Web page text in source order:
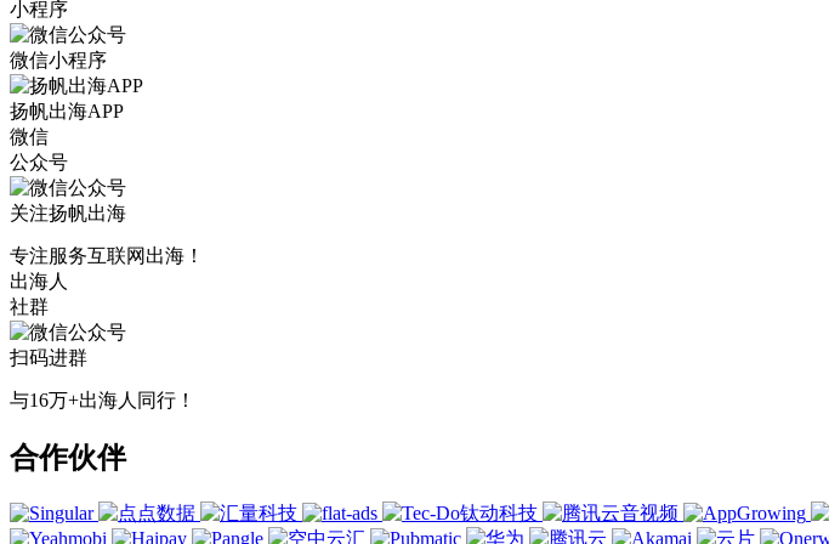
小程序
微信小程序
扬帆出海APP
微信
公众号
关注扬帆出海
专注服务互联网出海！
出海人
社群
扫码进群
与16万+出海人同行！
合作伙伴